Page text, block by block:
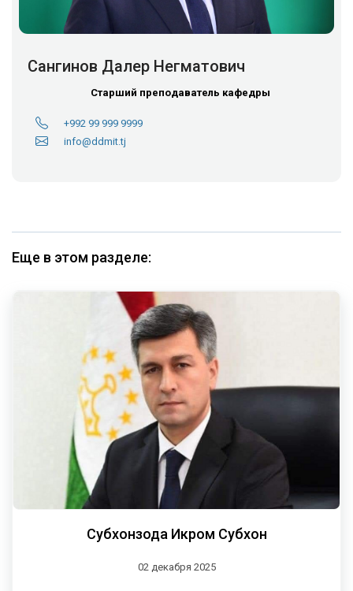
Сангинов Далер Негматович
Старший преподаватель кафедры
+992 99 999 9999
info@ddmit.tj
Еще в этом разделе:
Субхонзода Икром Субхон
02 декабря 2025